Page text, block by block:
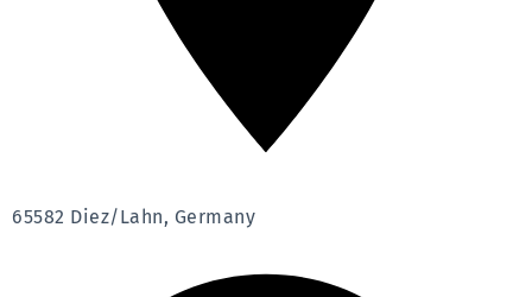
65582 Diez/Lahn, Germany